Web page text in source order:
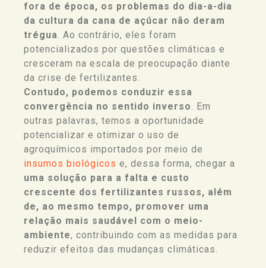
fora de época, os problemas do dia-a-dia
da cultura da cana de açúcar não deram
trégua. Ao contrário, eles foram
potencializados por questões climáticas e
cresceram na escala de preocupação diante
da crise de fertilizantes.
Contudo, podemos conduzir essa
convergência no sentido inverso. Em
outras palavras, temos a oportunidade
potencializar e otimizar o uso de
agroquímicos importados por meio de
insumos biológicos e, dessa forma, chegar a
uma solução para a falta e custo
crescente dos fertilizantes russos, além
de, ao mesmo tempo, promover uma
relação mais saudável com o meio-
ambiente, contribuindo com as medidas para
reduzir efeitos das mudanças climáticas.